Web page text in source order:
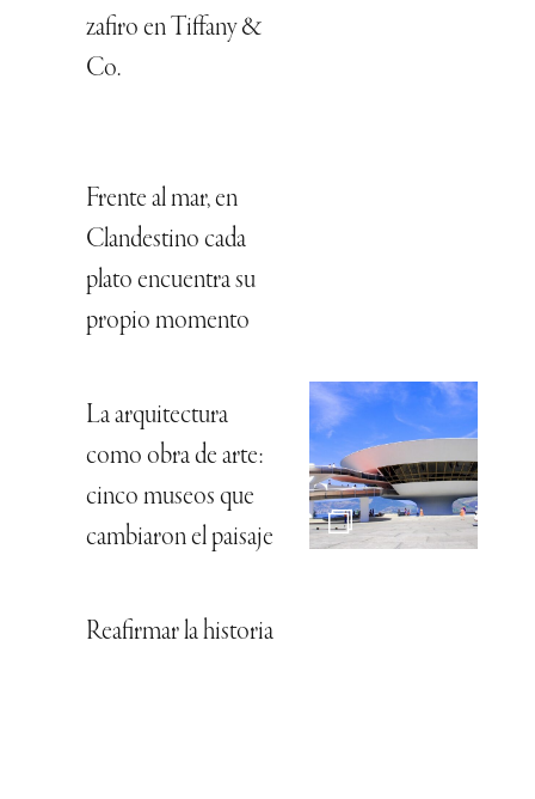
zafiro en Tiffany &
Co.
Frente al mar, en
Clandestino cada
plato encuentra su
propio momento
La arquitectura
como obra de arte:
cinco museos que
cambiaron el paisaje
Reafirmar la historia